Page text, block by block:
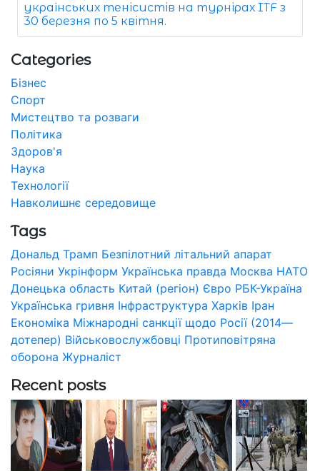
українських тенісистів на турнірах ITF з
30 березня по 5 квітня.
Categories
Бізнес
Спорт
Мистецтво та розваги
Політика
Здоров'я
Наука
Технології
Навколишнє середовище
Tags
Дональд Трамп Безпілотний літальний апарат
Росіяни Укрінформ Українська правда Москва НАТО
Донецька область Китай (регіон) Євро РБК-Україна
Українська гривня Інфраструктура Харків Іран
Економіка Міжнародні санкції щодо Росії (2014—
дотепер) Військовослужбовці Протиповітряна
оборона Журналіст
Recent posts